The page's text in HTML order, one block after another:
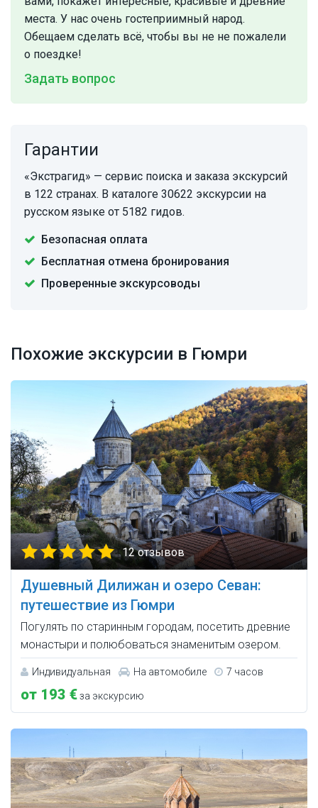
места. У нас очень гостеприимный народ.
Обещаем сделать всё, чтобы вы не не пожалели
о поездке!
Задать вопрос
Гарантии
«Экстрагид» — сервис поиска и заказа экскурсий
в 122 странах. В каталоге 30622 экскурсии на
русском языке от 5182 гидов.
Безопасная оплата
Бесплатная отмена бронирования
Проверенные экскурсоводы
Похожие экскурсии в Гюмри
12 отзывов
Душевный Дилижан и озеро Севан:
путешествие из Гюмри
Погулять по старинным городам, посетить древние
монастыри и полюбоваться знаменитым озером.
Индивидуальная На автомобиле 7 часов
от 193 €за экскурсию